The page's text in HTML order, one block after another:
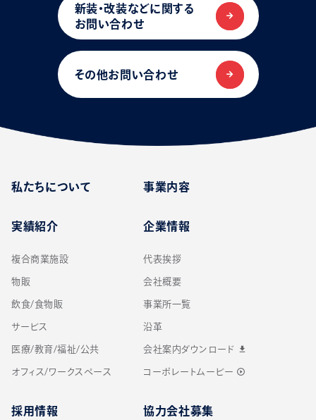
新装・改装などに関する
お問い合わせ
その他お問い合わせ
私たちについて
実績紹介
複合商業施設
物販
飲食/食物販
サービス
医療/教育/福祉/公共
オフィス/ワークスペース
事業内容
企業情報
代表挨拶
会社概要
事業所一覧
沿革
会社案内ダウンロード download
コーポレートムービー play_circle_outline
採用情報 協力会社募集